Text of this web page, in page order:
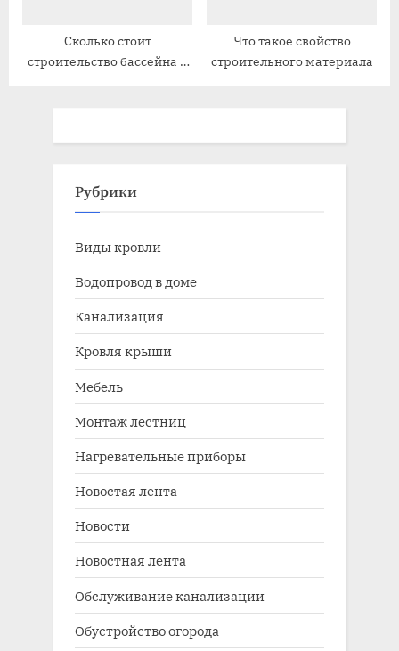
Сколько стоит
строительство бассейна в
Что такое свойство
строительного материала
Рубрики
Виды кровли
Водопровод в доме
Канализация
Кровля крыши
Мебель
Монтаж лестниц
Нагревательные приборы
Новостая лента
Новости
Новостная лента
Обслуживание канализации
Обустройство огорода